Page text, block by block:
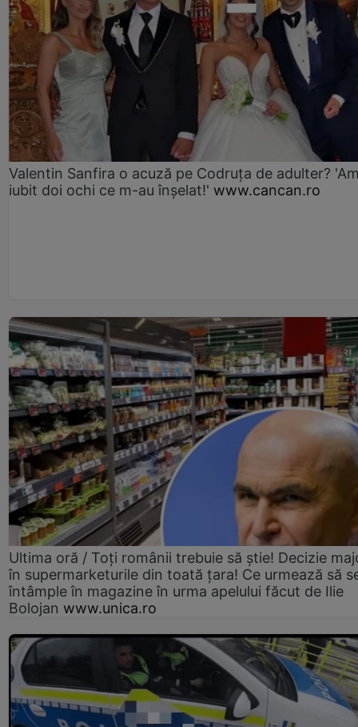
Valentin Sanfira o acuză pe Codruța de adulter?
iubit doi ochi ce m-au înșelat!' www.cancan.ro
Ultima oră / Toți românii trebuie să știe! Decizie
în supermarketurile din toată țara! Ce urmează să
întâmple în magazine în urma apelului făcut de Ilie
Bolojan www.unica.ro